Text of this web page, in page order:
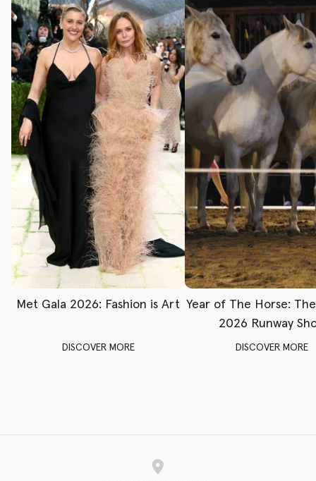
Met Gala 2026: Fashion is Art
DISCOVER MORE
Year of The Horse:
2026 Runway
DISCOVER MORE